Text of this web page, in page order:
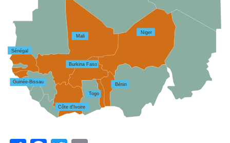
Sénégal
Mali
Niger
Bénin
Guinée-Bissau
Burkina Faso
Côte d’Ivoire
Togo